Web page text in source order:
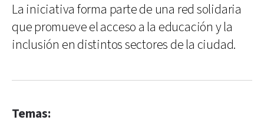
La iniciativa forma parte de una red solidaria
que promueve el acceso a la educación y la
inclusión en distintos sectores de la ciudad.
Temas: